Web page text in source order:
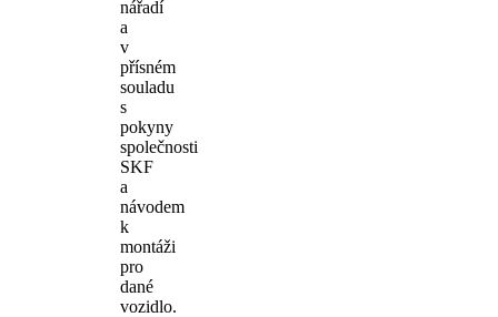
nářadí
a
v
přísném
souladu
s
pokyny
společnosti
SKF
a
návodem
k
montáži
pro
dané
vozidlo.